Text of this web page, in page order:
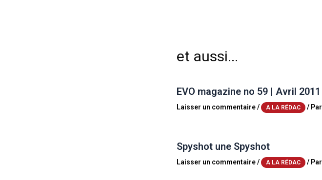
et aussi...
EVO magazine no 59 | Avril 2011
Laisser un commentaire/ A LA RÉDAC / Par
Spyshot une Spyshot
Laisser un commentaire/ A LA RÉDAC / Par